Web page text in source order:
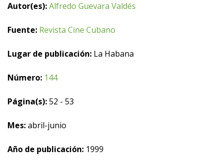
Autor(es):Alfredo Guevara Valdés
Fuente: Revista Cine Cubano
Lugar de publicación: La Habana
Número: 144
Página(s):52 - 53
Mes:abril-junio
Año de publicación: 1999